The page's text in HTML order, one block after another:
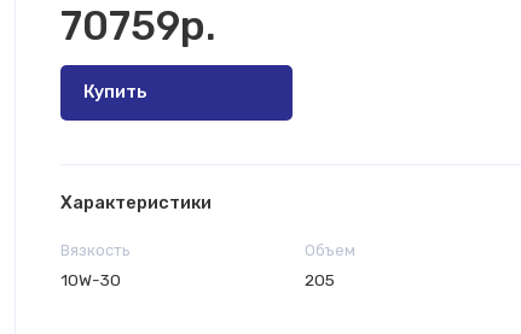
70759р.
Купить
Характеристики
Вязкость
10W-30
Объем
205